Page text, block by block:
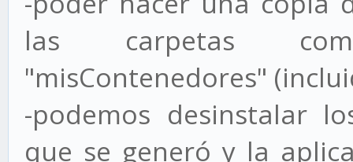
las carpetas
"misContenedores"
-podemos desinstalar
que se generó y la